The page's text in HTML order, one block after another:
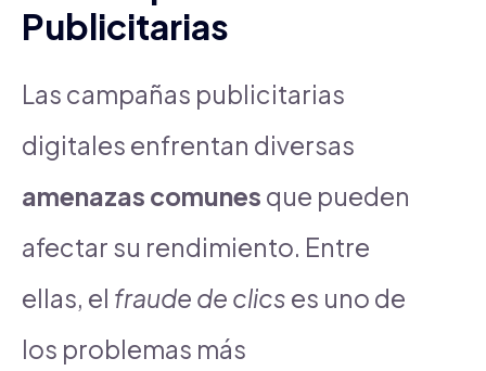
Publicitarias
Las campañas publicitarias
digitales enfrentan diversas
amenazas comunes que pueden
afectar su rendimiento. Entre
ellas, el fraude de clics es uno de
los problemas más